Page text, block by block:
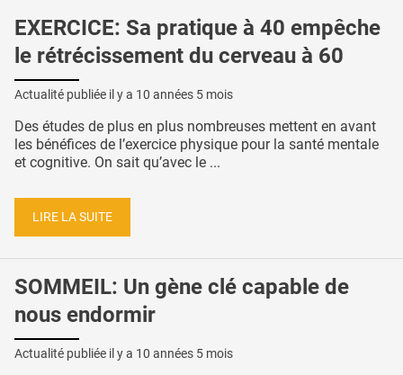
EXERCICE: Sa pratique à 40 empêche
le rétrécissement du cerveau à 60
Actualité publiée il y a 10 années 5 mois
Des études de plus en plus nombreuses mettent en avant
les bénéfices de l’exercice physique pour la santé mentale
et cognitive. On sait qu’avec le ...
LIRE LA SUITE
SOMMEIL: Un gène clé capable de
nous endormir
Actualité publiée il y a 10 années 5 mois